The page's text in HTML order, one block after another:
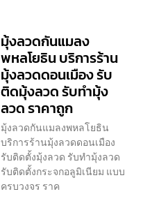
มุ้งลวดกันแมลง
พหลโยธิน บริการร้าน
มุ้งลวดดอนเมือง รับ
ติดมุ้งลวด รับทำมุ้ง
ลวด ราคาถูก
มุ้งลวดกันแมลงพหลโยธิน
บริการร้านมุ้งลวดดอนเมือง
รับติดตั้งมุ้งลวด รับทำมุ้งลวด
รับติดตั้งกระจกอลูมิเนียม แบบ
ครบวงจร ราค